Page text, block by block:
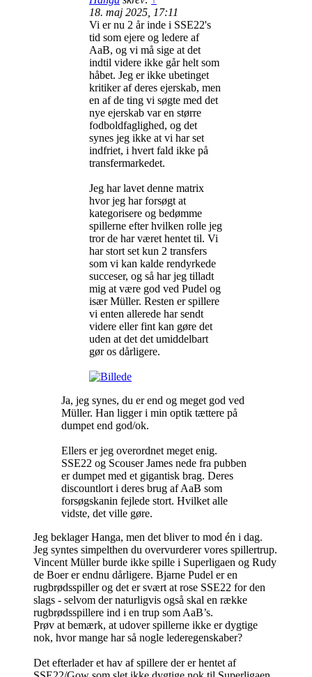
18. maj 2025, 17:11
Vi er nu 2 år inde i SSE22's
tid som ejere og ledere af
AaB, og vi må sige at det
indtil videre ikke går helt som
håbet. Jeg er ikke ubetinget
kritiker af deres ejerskab, men
en af de ting vi søgte med det
nye ejerskab var en større
fodboldfaglighed, og det
synes jeg ikke at vi har set
indfriet, i hvert fald ikke på
transfermarkedet.
Jeg har lavet denne matrix
hvor jeg har forsøgt at
kategorisere og bedømme
spillerne efter hvilken rolle jeg
tror de har været hentet til. Vi
har stort set kun 2 transfers
som vi kan kalde rendyrkede
succeser, og så har jeg tilladt
mig at være god ved Pudel og
især Müller. Resten er spillere
vi enten allerede har sendt
videre eller fint kan gøre det
uden at det det umiddelbart
gør os dårligere.
Ja, jeg synes, du er end og meget god ved
Müller. Han ligger i min optik tættere på
dumpet end god/ok.
Ellers er jeg overordnet meget enig.
SSE22 og Scouser James nede fra pubben
er dumpet med et gigantisk brag. Deres
discountlort i deres brug af AaB som
forsøgskanin fejlede stort. Hvilket alle
vidste, det ville gøre.
Jeg beklager Hanga, men det bliver to mod én i dag.
Jeg syntes simpelthen du overvurderer vores spillertrup.
Vincent Müller burde ikke spille i Superligaen og Rudy
de Boer er endnu dårligere. Bjarne Pudel er en
rugbrødsspiller og det er svært at rose SSE22 for den
slags - selvom der naturligvis også skal en række
rugbrødsspillere ind i en trup som AaB’s.
Prøv at bemærk, at udover spillerne ikke er dygtige
nok, hvor mange har så nogle lederegenskaber?
Det efterlader et hav af spillere der er hentet af